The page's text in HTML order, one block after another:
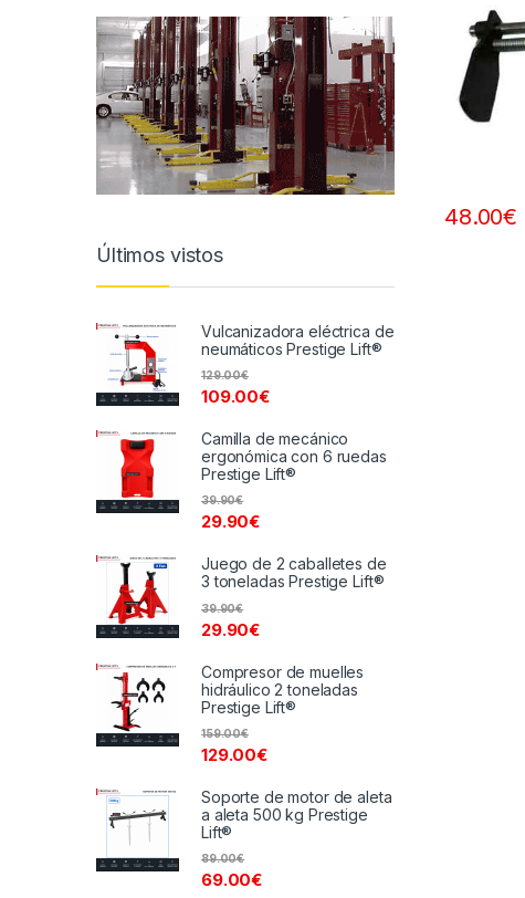
48.00€
Últimos vistos
Vulcanizadora eléctrica de
neumáticos Prestige Lift®
109.00€
129.00€
Camilla de mecánico
ergonómica con 6 ruedas
Prestige Lift®
29.90€
39.90€
Juego de 2 caballetes de
3 toneladas Prestige Lift®
29.90€
39.90€
Compresor de muelles
hidráulico 2 toneladas
Prestige Lift®
129.00€
159.00€
Soporte de motor de aleta
a aleta 500 kg Prestige
Lift®
69.00€
89.00€